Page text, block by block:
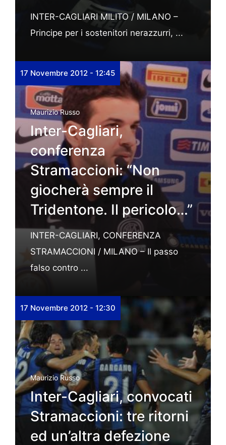
INTER-CAGLIARI MILITO / MILANO –
Principe per i sostenitori nerazzurri, ...
17 Novembre 2012 - 12:45
Maurizio Russo
Inter-Cagliari,
conferenza
Stramaccioni: “Non
giocherà sempre il
Tridentone. Il pericolo…”
INTER-CAGLIARI, CONFERENZA
STRAMACCIONI / MILANO – Il passo
falso contro ...
17 Novembre 2012 - 12:30
Maurizio Russo
Inter-Cagliari, convocati
Stramaccioni: tre ritorni
ed un’altra defezione